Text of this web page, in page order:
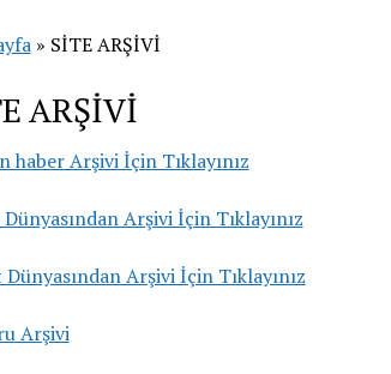
» SİTE ARŞİVİ
ARŞİVİ
haber Arşivi İçin Tıklayınız
Arşivi İçin Tıklayınız
Dünyasından Arşivi İçin Tıklayınız
Arşivi